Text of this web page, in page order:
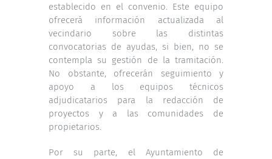
establecido en el convenio. Este equipo
ofrecerá información actualizada al
vecindario sobre las distintas
convocatorias de ayudas, si bien, no se
contempla su gestión de la tramitación.
No obstante, ofrecerán seguimiento y
apoyo a los equipos técnicos
adjudicatarios para la redacción de
proyectos y a las comunidades de
propietarios.
Por su parte, el Ayuntamiento de